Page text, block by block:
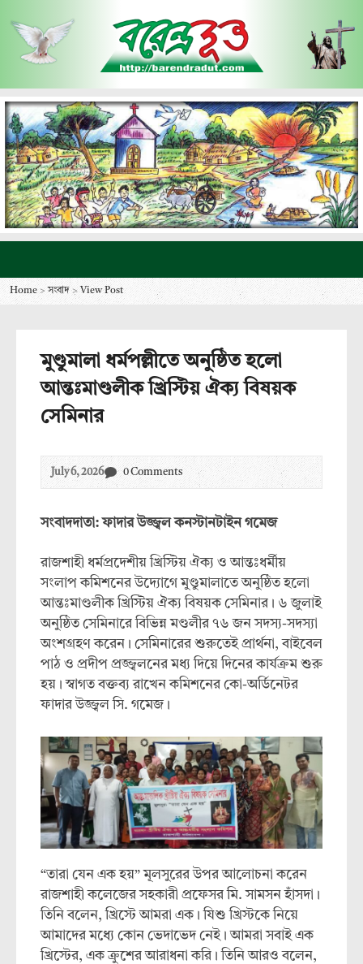
Home > সংবাদ >View Post
মুণ্ডুমালা ধর্মপল্লীতে অনুষ্ঠিত হলো
আন্তঃমাণ্ডলীক খ্রিস্টিয় ঐক্য বিষয়ক
সেমিনার
July 6, 2026 0 Comments
সংবাদদাতা: ফাদার উজ্জ্বল কনস্টানটাইন গমেজ
রাজশাহী ধর্মপ্রদেশীয় খ্রিস্টিয় ঐক্য ও আন্তঃধর্মীয়
সংলাপ কমিশনের উদ্যোগে মুণ্ডুমালাতে অনুষ্ঠিত হলো
আন্তঃমাণ্ডলীক খ্রিস্টিয় ঐক্য বিষয়ক সেমিনার। ৬ জুলাই
অনুষ্ঠিত সেমিনারে বিভিন্ন মণ্ডলীর ৭৬ জন সদস্য-সদস্যা
অংশগ্রহণ করেন। সেমিনারের শুরুতেই প্রার্থনা, বাইবেল
পাঠ ও প্রদীপ প্রজ্জ্বলনের মধ্য দিয়ে দিনের কার্যক্রম শুরু
হয়। স্বাগত বক্তব্য রাখেন কমিশনের কো-অর্ডিনেটর
ফাদার উজ্জ্বল সি. গমেজ।
“তারা যেন এক হয়” মূলসুরের উপর আলোচনা করেন
রাজশাহী কলেজের সহকারী প্রফেসর মি. সামসন হাঁসদা।
তিনি বলেন, খ্রিস্টে আমরা এক। যিশু খ্রিস্টকে নিয়ে
আমাদের মধ্যে কোন ভেদাভেদ নেই। আমরা সবাই এক
খ্রিস্টের, এক ক্রুশের আরাধনা করি। তিনি আরও বলেন,